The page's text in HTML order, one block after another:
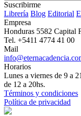
Suscribirme
Librería Blog Editorial
Empresa
Honduras 5582 Capital
Tel. +5411 4774 41 00
Mail
Horarios
Lunes a viernes de 9 a
de 12 a 20hs.
Términos y condiciones
Política de privacidad